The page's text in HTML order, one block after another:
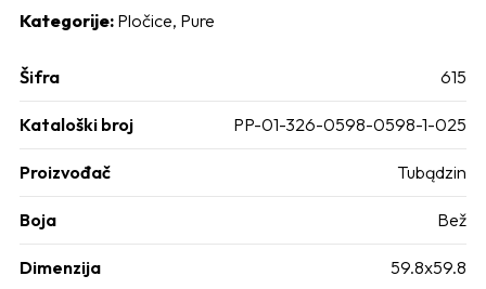
Kategorije: Pločice, Pure
Šifra 615
Kataloški broj PP-01-326-0598-0598-1-025
Proizvođač Tubądzin
Boja Bež
Dimenzija 59.8x59.8